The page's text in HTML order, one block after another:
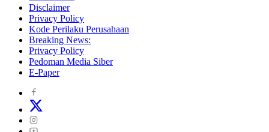
Disclaimer
Privacy Policy
Kode Perilaku Perusahaan
Breaking News:
Privacy Policy
Pedoman Media Siber
E-Paper